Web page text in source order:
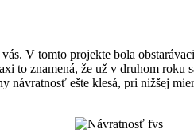
V tomto projekte bola
to znamená, že už v druhom roku
návratnosť ešte klesá, pri nižšej